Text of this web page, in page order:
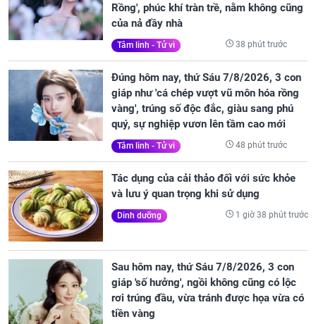
Rồng', phúc khí tràn trề, nằm không cũng
của nả đầy nhà
Tâm linh - Tử vi 38 phút trước
Đúng hôm nay, thứ Sáu 7/8/2026, 3 con
giáp như 'cá chép vượt vũ môn hóa rồng
vàng', trúng số độc đắc, giàu sang phú
quý, sự nghiệp vươn lên tầm cao mới
Tâm linh - Tử vi 48 phút trước
Tác dụng của cải thảo đối với sức khỏe
và lưu ý quan trọng khi sử dụng
Dinh dưỡng 1 giờ 38 phút trước
Sau hôm nay, thứ Sáu 7/8/2026, 3 con
giáp 'số hưởng', ngồi không cũng có lộc
rơi trúng đầu, vừa tránh được họa vừa có
tiền vàng